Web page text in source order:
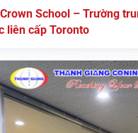
School – Trường
liên cấp Toronto